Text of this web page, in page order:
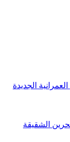
الجديدة
الشقيقة